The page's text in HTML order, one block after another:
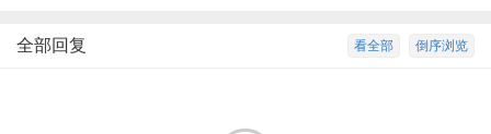
倒序浏览
看全部
全部回复